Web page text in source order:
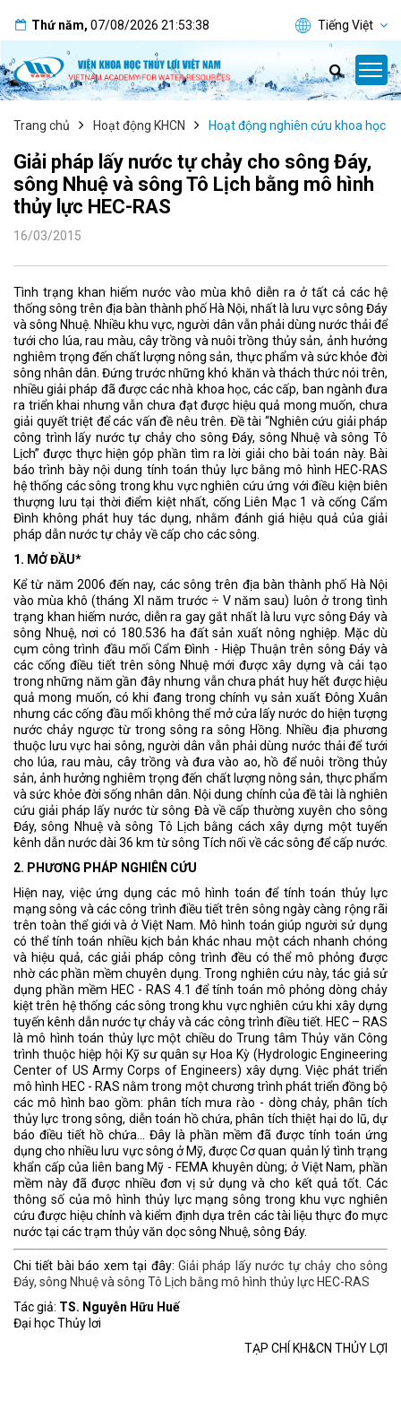
Thứ năm, 07/08/2026 21:53:39 Tiếng Việt
Trang chủ Hoạt động KHCN Hoạt động nghiên cứu khoa học
Giải pháp lấy nước tự chảy cho sông Đáy,
sông Nhuệ và sông Tô Lịch bằng mô hình
thủy lực HEC-RAS
16/03/2015
Tình trạng khan hiếm nước vào mùa khô diễn ra ở tất cả các hệ
thống sông trên địa bàn thành phố Hà Nội, nhất là lưu vực sông Đáy
và sông Nhuệ. Nhiều khu vực, người dân vẫn phải dùng nước thải để
tưới cho lúa, rau màu, cây trồng và nuôi trồng thủy sản, ảnh hưởng
nghiêm trọng đến chất lượng nông sản, thực phẩm và sức khỏe đời
sông nhân dân. Đứng trước những khó khăn và thách thức nói trên,
nhiều giải pháp đã được các nhà khoa học, các cấp, ban ngành đưa
ra triển khai nhưng vẫn chưa đạt được hiệu quả mong muốn, chưa
giải quyết triệt để các vấn đề nêu trên. Đề tài “Nghiên cứu giải pháp
công trình lấy nước tự chảy cho sông Đáy, sông Nhuệ và sông Tô
Lịch” được thực hiện góp phần tìm ra lời giải cho bài toán này. Bài
báo trình bày nội dung tính toán thủy lực bằng mô hình HEC-RAS
hệ thống các sông trong khu vực nghiên cứu ứng với điều kiện biên
thượng lưu tại thời điểm kiệt nhất, cống Liên Mạc 1 và cống Cẩm
Đình không phát huy tác dụng, nhằm đánh giá hiệu quả của giải
pháp dẫn nước tự chảy về cấp cho các sông.
1. MỞ ĐẦU*
Kể từ năm 2006 đến nay, các sông trên địa bàn thành phố Hà Nội
vào mùa khô (tháng XI năm trước ÷ V năm sau) luôn ở trong tình
trạng khan hiếm nước, diễn ra gay gắt nhất là lưu vực sông Đáy và
sông Nhuệ, nơi có 180.536 ha đất sản xuất nông nghiệp. Mặc dù
cụm công trình đầu mối Cẩm Đình - Hiệp Thuận trên sông Đáy và
các cống điều tiết trên sông Nhuệ mới được xây dựng và cải tạo
trong những năm gần đây nhưng vẫn chưa phát huy hết được hiệu
quả mong muốn, có khi đang trong chính vụ sản xuất Đông Xuân
nhưng các cống đầu mối không thể mở cửa lấy nước do hiện tượng
nước chảy ngược từ trong sông ra sông Hồng. Nhiều địa phương
thuộc lưu vực hai sông, người dân vẫn phải dùng nước thải để tưới
cho lúa, rau màu, cây trồng và đưa vào ao, hồ để nuôi trồng thủy
sản, ảnh hưởng nghiêm trọng đến chất lượng nông sản, thực phẩm
và sức khỏe đời sống nhân dân. Nội dung chính của đề tài là nghiên
cứu giải pháp lấy nước từ sông Đà về cấp thường xuyên cho sông
Đáy, sông Nhuệ và sông Tô Lịch bằng cách xây dựng một tuyến
kênh dẫn nước dài 36 km từ sông Tích nối về các sông để cấp nước.
2. PHƯƠNG PHÁP NGHIÊN CỨU
Hiện nay, việc ứng dụng các mô hình toán để tính toán thủy lực
mạng sông và các công trình điều tiết trên sông ngày càng rộng rãi
trên toàn thể giới và ở Việt Nam. Mô hình toán giúp người sử dụng
có thể tính toán nhiều kịch bản khác nhau một cách nhanh chóng
và hiệu quả, các giải pháp công trình đều có thể mô phỏng được
nhờ các phần mềm chuyên dụng. Trong nghiên cứu này, tác giả sử
dụng phần mềm HEC - RAS 4.1 để tính toán mô phỏng dòng chảy
kiệt trên hệ thống các sông trong khu vực nghiên cứu khi xây dựng
tuyến kênh dẫn nước tự chảy và các công trình điều tiết. HEC – RAS
là mô hình toán thủy lực một chiều do Trung tâm Thủy văn Công
trình thuộc hiệp hội Kỹ sư quân sự Hoa Kỳ (Hydrologic Engineering
Center of US Army Corps of Engineers) xây dựng. Việc phát triển
mô hình HEC - RAS nằm trong một chương trình phát triển đồng bộ
các mô hình bao gồm: phân tích mưa rào - dòng chảy, phân tích
thủy lực trong sông, diễn toán hồ chứa, phân tích thiệt hại do lũ, dự
báo điều tiết hồ chứa... Đây là phần mềm đã được tính toán ứng
dụng cho nhiều lưu vực sông ở Mỹ, được Cơ quan quản lý tình trạng
khẩn cấp của liên bang Mỹ - FEMA khuyên dùng; ở Việt Nam, phần
mềm này đã được nhiều đơn vị sử dụng và cho kết quả tốt. Các
thông số của mô hình thủy lực mạng sông trong khu vực nghiên
cứu được hiệu chỉnh và kiểm định dựa trên các tài liệu thực đo mực
nước tại các trạm thủy văn dọc sông Nhuệ, sông Đáy.
Chi tiết bài báo xem tại đây: Giải pháp lấy nước tự chảy cho sông
Đáy, sông Nhuệ và sông Tô Lịch bằng mô hình thủy lực HEC-RAS
Tác giả: TS. Nguyễn Hữu Huế
Đại học Thủy lơi
TẠP CHÍ KH&CN THỦY LỢI